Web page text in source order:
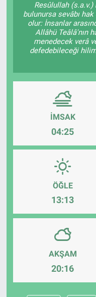
Resûlullah
bulunursa sevâbı
olur: İnsanlar
Allâhü Teâlâ'nın
menedecek verâ
defedebileceği
İMSAK
04:25
ÖĞLE
13:13
AKŞAM
20:16
Sağlık
Spor
Tv Medya
KÜLTÜR SANAT